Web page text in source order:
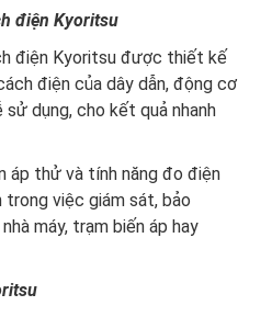
điện Kyoritsu
điện Kyoritsu được thiết kế
điện của dây dẫn, động cơ
dụng, cho kết quả nhanh
áp thử và tính năng đo điện
việc giám sát, bảo
máy, trạm biến áp hay